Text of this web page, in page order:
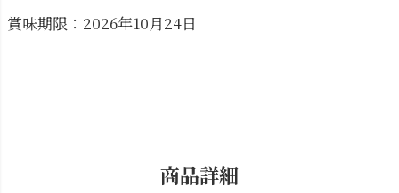
賞味期限：2026年10月24日
商品詳細